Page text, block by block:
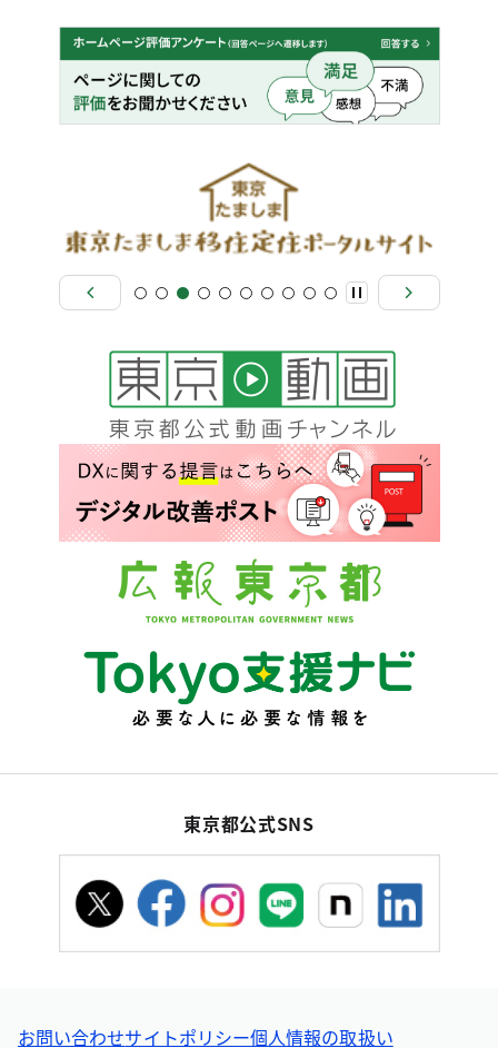
東京都公式SNS
お問い合わせサイトポリシー個人情報の取扱い